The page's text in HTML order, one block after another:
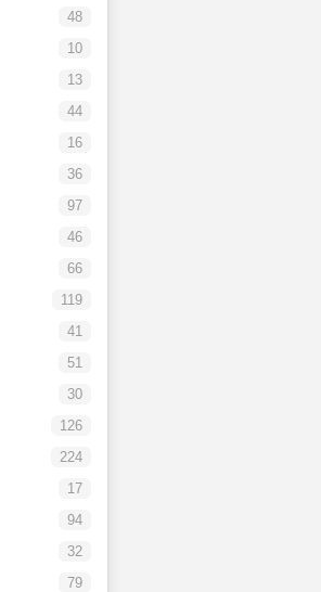
48
10
13
44
16
36
97
46
66
119
41
51
30
126
224
17
94
32
79